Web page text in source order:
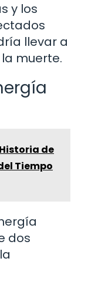
y los
llevar a
muerte.
Historia de
Tiempo
dos